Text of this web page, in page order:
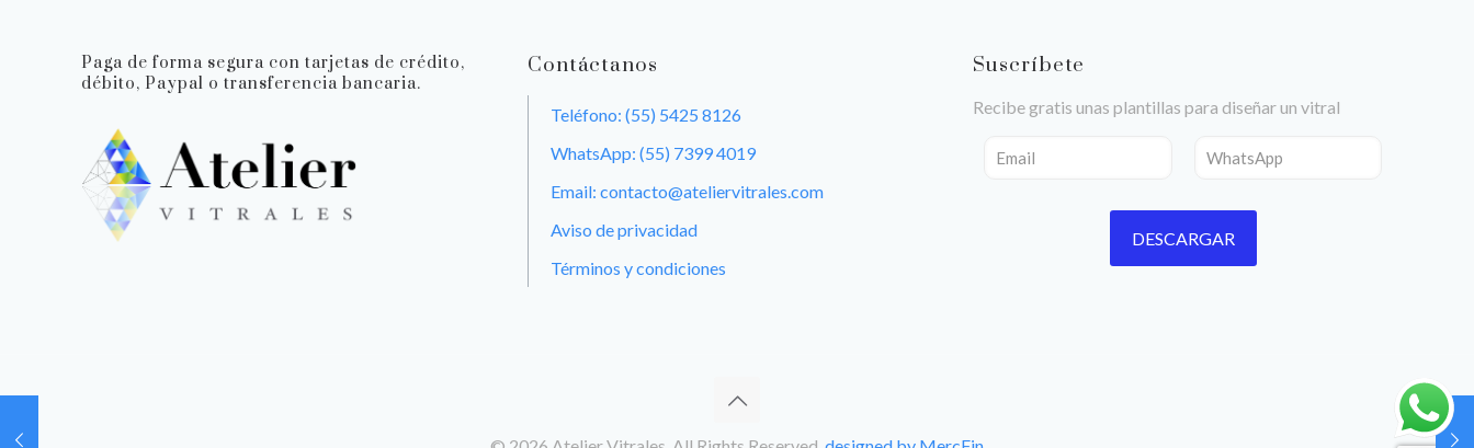
Paga de forma segura con tarjetas de crédito,
débito, Paypal o transferencia bancaria.
Contáctanos
Teléfono: (55) 5425 8126
WhatsApp: (55) 7399 4019
Email: contacto@ateliervitrales.com
Aviso de privacidad
Términos y condiciones
Suscríbete
Recibe gratis unas plantillas para diseñar un vitral